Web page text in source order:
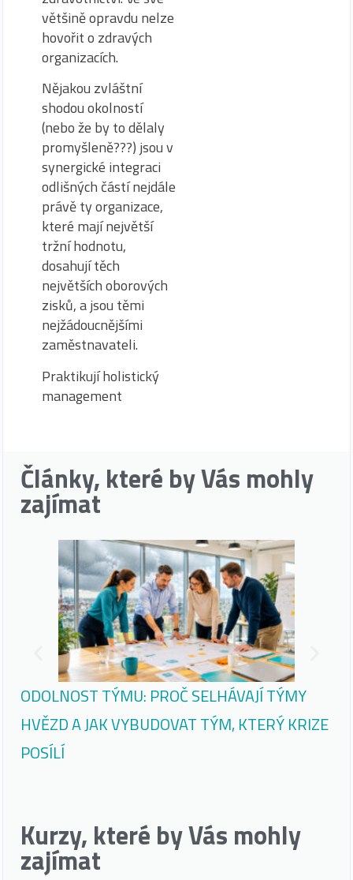
většině opravdu nelze
hovořit o zdravých
organizacích.
Nějakou zvláštní
shodou okolností
(nebo že by to dělaly
promyšleně???) jsou v
synergické integraci
odlišných částí nejdále
právě ty organizace,
které mají největší
tržní hodnotu,
dosahují těch
největších oborových
zisků, a jsou těmi
nejžádoucnějšími
zaměstnavateli.
Praktikují holistický
management
Články, které by Vás mohly
zajímat
ODOLNOST TÝMU: PROČ SELHÁVAJÍ TÝMY
HVĚZD A JAK VYBUDOVAT TÝM, KTERÝ KRIZE
POSÍLÍ
Kurzy, které by Vás mohly
zajímat